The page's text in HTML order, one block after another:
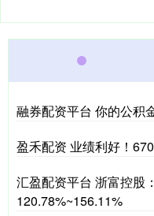
融券配资平台 你的公积
盈禾配资 业绩利好！
汇盈配资平台 浙富控股
120.78%~156.11%